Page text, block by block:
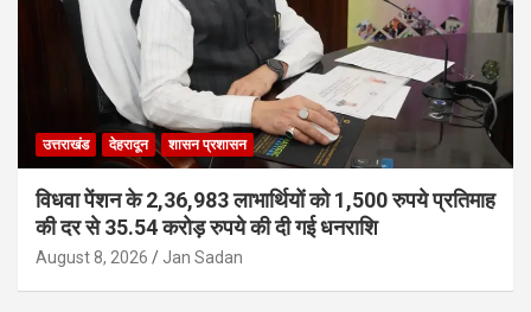
उत्तराखंड देहरादून शासन प्रशासन
विधवा पेंशन के 2,36,983 लाभार्थियों को 1,500 रुपये प्रतिमाह
की दर से 35.54 करोड़ रुपये की दी गई धनराशि
August 8, 2026 Jan Sadan